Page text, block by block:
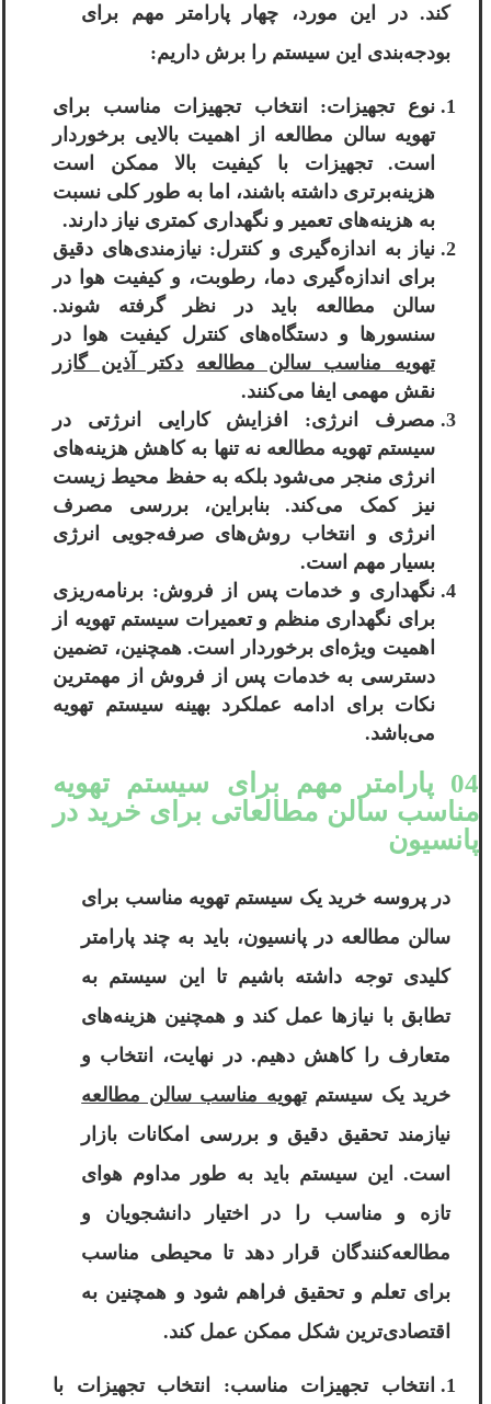
کند. در این مورد، چهار پارامتر مهم برای
بودجه‌بندی این سیستم را برش داریم:
نوع تجهیزات: انتخاب تجهیزات مناسب برای
تهویه سالن مطالعه از اهمیت بالایی برخوردار
است. تجهیزات با کیفیت بالا ممکن است
هزینه‌برتری داشته باشند، اما به طور کلی نسبت
به هزینه‌های تعمیر و نگهداری کمتری نیاز دارند.
نیاز به اندازه‌گیری و کنترل: نیازمندی‌های دقیق
برای اندازه‌گیری دما، رطوبت، و کیفیت هوا در
سالن مطالعه باید در نظر گرفته شوند.
سنسورها و دستگاه‌های کنترل کیفیت هوا در
تهویه مناسب سالن مطالعه
دکتر آذین گازر
نقش مهمی ایفا می‌کنند.
مصرف انرژی: افزایش کارایی انرژتی در
سیستم تهویه مطالعه نه تنها به کاهش هزینه‌های
انرژی منجر می‌شود بلکه به حفظ محیط زیست
نیز کمک می‌کند. بنابراین، بررسی مصرف
انرژی و انتخاب روش‌های صرفه‌جویی انرژی
بسیار مهم است.
نگهداری و خدمات پس از فروش: برنامه‌ریزی
برای نگهداری منظم و تعمیرات سیستم تهویه از
اهمیت ویژه‌ای برخوردار است. همچنین، تضمین
دسترسی به خدمات پس از فروش از مهمترین
نکات برای ادامه عملکرد بهینه سیستم تهویه
می‌باشد.
04 پارامتر مهم برای سیستم تهویه
مناسب سالن مطالعاتی برای خرید در
پانسیون
در پروسه خرید یک سیستم تهویه مناسب برای
سالن مطالعه در پانسیون، باید به چند پارامتر
کلیدی توجه داشته باشیم تا این سیستم به
تطابق با نیازها عمل کند و همچنین هزینه‌های
متعارف را کاهش دهیم. در نهایت، انتخاب و
خرید یک سیستمتهویه مناسب سالن مطالعه
نیازمند تحقیق دقیق و بررسی امکانات بازار
است. این سیستم باید به طور مداوم هوای
تازه و مناسب را در اختیار دانشجویان و
مطالعه‌کنندگان قرار دهد تا محیطی مناسب
برای تعلم و تحقیق فراهم شود و همچنین به
اقتصادی‌ترین شکل ممکن عمل کند.
انتخاب تجهیزات مناسب: انتخاب تجهیزات با